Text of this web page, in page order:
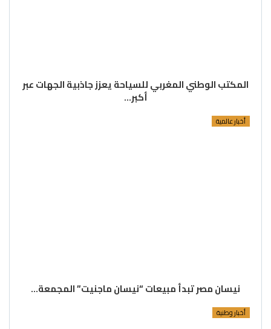
المكتب الوطني المغربي للسياحة يعزز جاذبية الجهات عبر
أكبر…
أخبار عالمية
نيسان مصر تبدأ مبيعات “نيسان ماجنيت” المجمعة…
أخبار وطنية